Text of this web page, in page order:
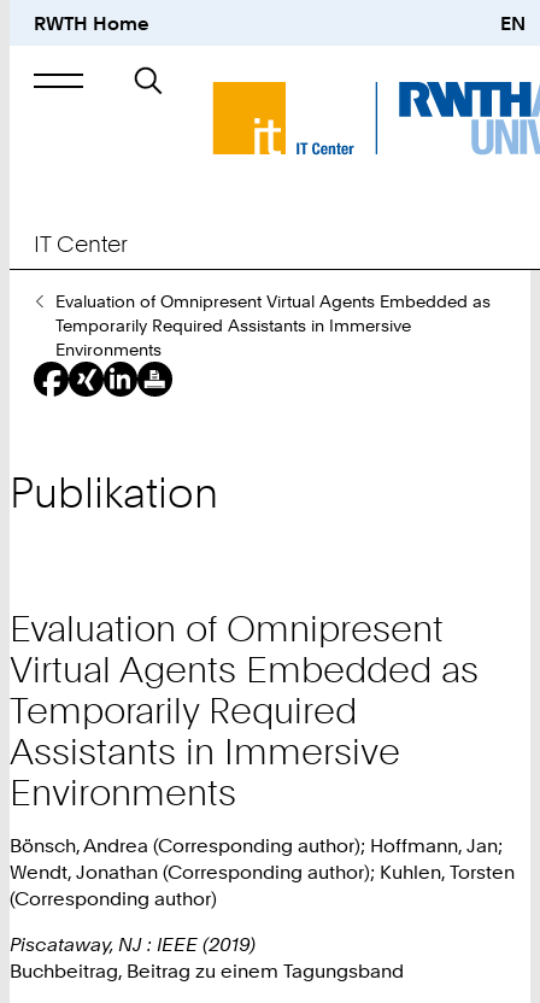
RWTH Home EN
Suche
nach
IT Center
Sie
sind
hier:
Evaluation of Omnipresent Virtual Agents Embedded as
Temporarily Required Assistants in Immersive
Environments
Publikation
Evaluation of Omnipresent
Virtual Agents Embedded as
Temporarily Required
Assistants in Immersive
Environments
Bönsch, Andrea (Corresponding author); Hoffmann, Jan;
Wendt, Jonathan (Corresponding author); Kuhlen, Torsten
(Corresponding author)
Piscataway, NJ : IEEE (2019)
Buchbeitrag, Beitrag zu einem Tagungsband